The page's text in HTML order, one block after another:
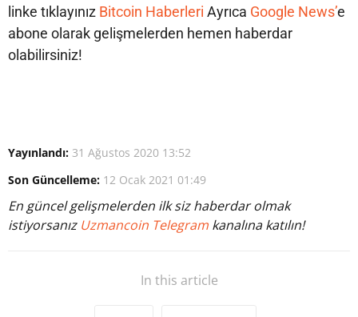
linke tıklayınız Bitcoin Haberleri Ayrıca Google News’e
abone olarak gelişmelerden hemen haberdar
olabilirsiniz!
Yayınlandı: 31 Ağustos 2020 13:52
Son Güncelleme: 12 Ocak 2021 01:49
En güncel gelişmelerden ilk siz haberdar olmak
istiyorsanız Uzmancoin Telegram kanalına katılın!
In this article